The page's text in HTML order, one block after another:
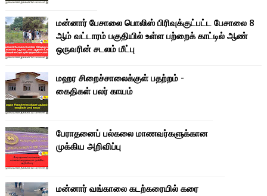
மன்னார் பேசாலை பொலிஸ் பிரிவுக்குட்பட்ட பேசாலை 8
ஆம் வட்டாரம் பகுதியில் உள்ள பற்றைக் காட்டில் ஆண்
ஒருவரின் சடலம் மீட்பு
மஹர சிறைச்சாலைக்குள் பதற்றம் -
கைதிகள் பலர் காயம்
பேராதனைப் பல்கலை மாணவர்களுக்கான
முக்கிய அறிவிப்பு
மன்னார் வங்காலை கடற்கரையில் கரை